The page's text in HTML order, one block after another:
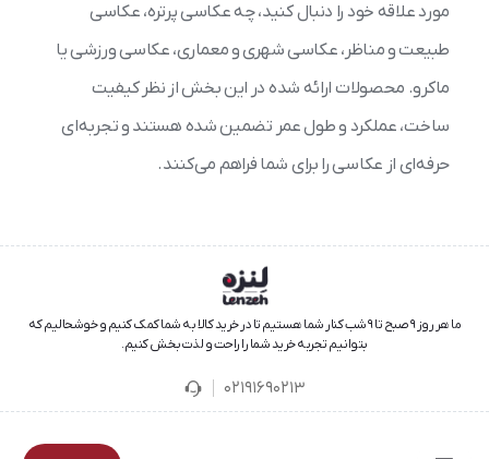
مورد علاقه خود را دنبال کنید، چه عکاسی پرتره، عکاسی
طبیعت و مناظر، عکاسی شهری و معماری، عکاسی ورزشی یا
ماکرو. محصولات ارائه شده در این بخش از نظر کیفیت
ساخت، عملکرد و طول عمر تضمین شده هستند و تجربه‌ای
حرفه‌ای از عکاسی را برای شما فراهم می‌کنند.
ما هر روز ۹ صبح تا ۹ شب کنار شما هستیم تا در خرید کالا به شما کمک کنیم و خوشحالیم که
بتوانیم تجربه خرید شما را راحت و لذت‌بخش کنیم.
02191690213